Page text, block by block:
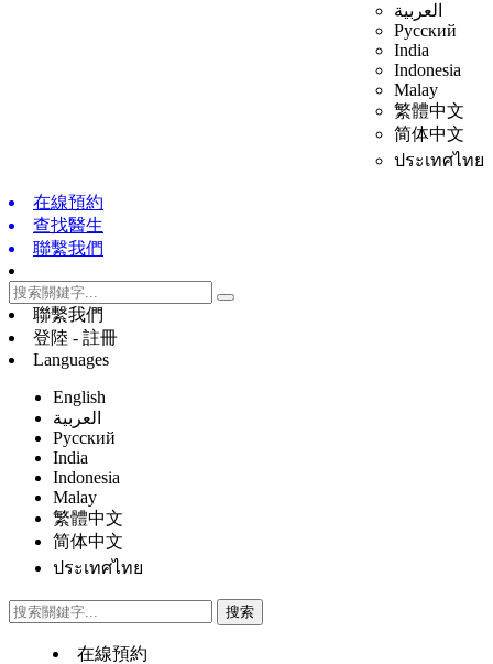
العربية
Русский
India
Indonesia
Malay
繁體中文
简体中文
ประเทศไทย
在線預約
查找醫生
聯繫我們
聯繫我們
登陸 - 註冊
Languages
English
العربية
Русский
India
Indonesia
Malay
繁體中文
简体中文
ประเทศไทย
在線預約